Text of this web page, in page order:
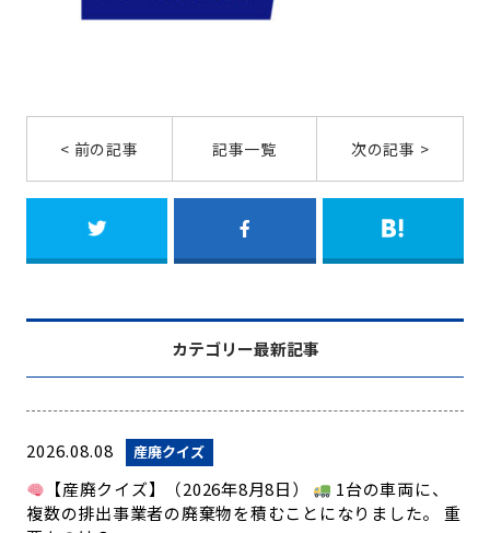
< 前の記事 記事一覧 次の記事 >
カテゴリー最新記事
2026.08.08 産廃クイズ
【産廃クイズ】（2026年8月8日）
1台の車両に、
複数の排出事業者の廃棄物を積むことになりました。 重